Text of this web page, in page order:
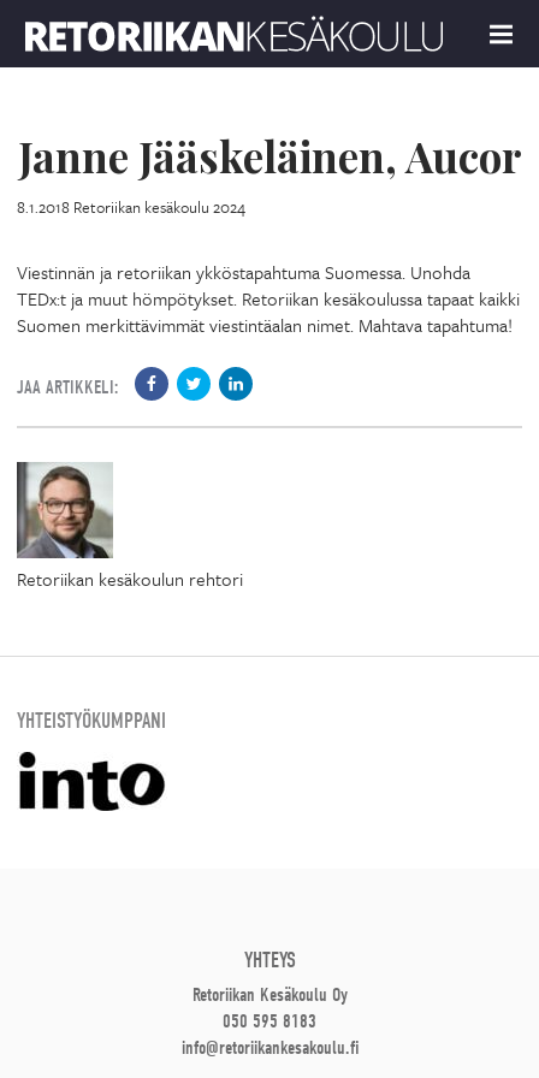
MENU
Janne Jääskeläinen, Aucor
8.1.2018 Retoriikan kesäkoulu 2024
Viestinnän ja retoriikan ykköstapahtuma Suomessa. Unohda
TEDx:t ja muut hömpötykset. Retoriikan kesäkoulussa tapaat kaikki
Suomen merkittävimmät viestintäalan nimet. Mahtava tapahtuma!
JAA ARTIKKELI:
Retoriikan kesäkoulun rehtori
YHTEISTYÖKUMPPANI
YHTEYS
Retoriikan Kesäkoulu Oy
050 595 8183
info@retoriikankesakoulu.fi